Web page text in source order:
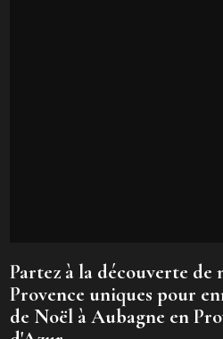
Partez à la découverte de
Provence uniques pour
de Noël à Aubagne en